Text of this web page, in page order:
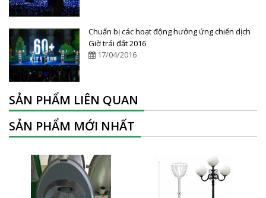
Chuẩn bị các hoạt động hưởng ứng chiến dịch
Giờ trái đất 2016
17/04/2016
SẢN PHẨM LIÊN QUAN
SẢN PHẨM MỚI NHẤT